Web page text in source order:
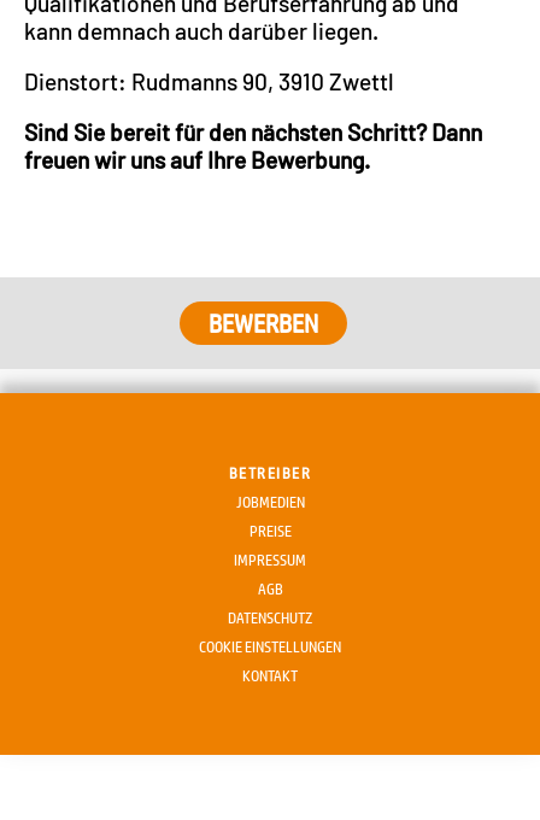
kann demnach auch darüber liegen.
Dienstort: Rudmanns 90, 3910 Zwettl
Sind Sie bereit für den nächsten Schritt? Dann
freuen wir uns auf Ihre Bewerbung.
BETREIBER
JOBMEDIEN
PREISE
IMPRESSUM
AGB
DATENSCHUTZ
COOKIE EINSTELLUNGEN
KONTAKT